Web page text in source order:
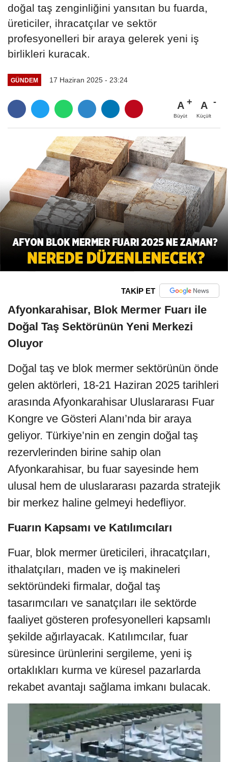
doğal taş zenginliğini yansıtan bu fuarda,
üreticiler, ihracatçılar ve sektör
profesyonelleri bir araya gelerek yeni iş
birlikleri kuracak.
GÜNDEM 17 Haziran 2025 - 23:24
A
Büyüt
A
Küçült
TAKİP ET
Afyonkarahisar, Blok Mermer Fuarı ile
Doğal Taş Sektörünün Yeni Merkezi
Oluyor
Doğal taş ve blok mermer sektörünün önde
gelen aktörleri, 18-21 Haziran 2025 tarihleri
arasında Afyonkarahisar Uluslararası Fuar
Kongre ve Gösteri Alanı’nda bir araya
geliyor. Türkiye’nin en zengin doğal taş
rezervlerinden birine sahip olan
Afyonkarahisar, bu fuar sayesinde hem
ulusal hem de uluslararası pazarda stratejik
bir merkez haline gelmeyi hedefliyor.
Fuarın Kapsamı ve Katılımcıları
Fuar, blok mermer üreticileri, ihracatçıları,
ithalatçıları, maden ve iş makineleri
sektöründeki firmalar, doğal taş
tasarımcıları ve sanatçıları ile sektörde
faaliyet gösteren profesyonelleri kapsamlı
şekilde ağırlayacak. Katılımcılar, fuar
süresince ürünlerini sergileme, yeni iş
ortaklıkları kurma ve küresel pazarlarda
rekabet avantajı sağlama imkanı bulacak.